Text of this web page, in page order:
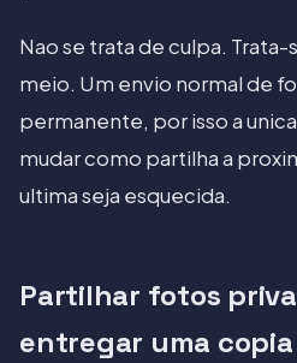
Nao se trata de culpa.
meio. Um envio normal de
permanente, por isso a
mudar como partilha a
ultima seja esquecida.
Partilhar fotos
entregar uma